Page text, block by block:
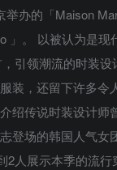
办的「Maison
」。 以被认为是现
引领潮流的时装设
装，还留下许多令
绍传说时装设计师
登场的韩国人气女
2人展示本季的流行